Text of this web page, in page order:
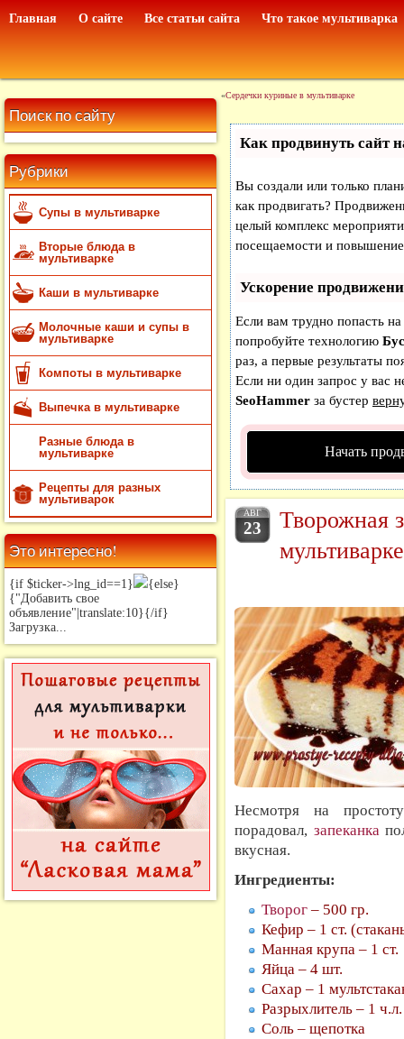
Главная О сайте Все статьи сайта Что такое мультиварка
Поиск по сайту
Рубрики
Супы в мультиварке
Вторые блюда в
мультиварке
Каши в мультиварке
Молочные каши и супы в
мультиварке
Компоты в мультиварке
Выпечка в мультиварке
Разные блюда в
мультиварке
Рецепты для разных
мультиварок
Это интересно!
{if $ticker->lng_id==1}
{else}
{"Добавить свое
объявление"|translate:10}{/if}
Загрузка...
«Сердечки куриные в мультиварке
Как продвинуть сайт
Вы создали или только
как продвигать?
целый комплекс
посещаемости и
Ускорение
Если вам трудно попасть
попробуйте технологию
раз, а первые результаты
Если ни один запрос у вас
SeoHammer за бустер
Начать
АВГ
23
Творожная
мультиварке
Несмотря на
порадовал, запеканка
вкусная.
Ингредиенты:
Творог – 500 гр.
Кефир – 1 ст.
Манная крупа – 1 ст.
Яйца – 4 шт.
Сахар – 1
Разрыхлитель – 1 ч.л.
Соль – щепотка